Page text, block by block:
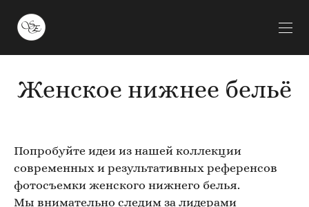
Женское нижнее бельё
Попробуйте идеи из нашей коллекции
современных и результативных референсов
фотосъемки женского нижнего белья.
Мы внимательно следим за лидерами